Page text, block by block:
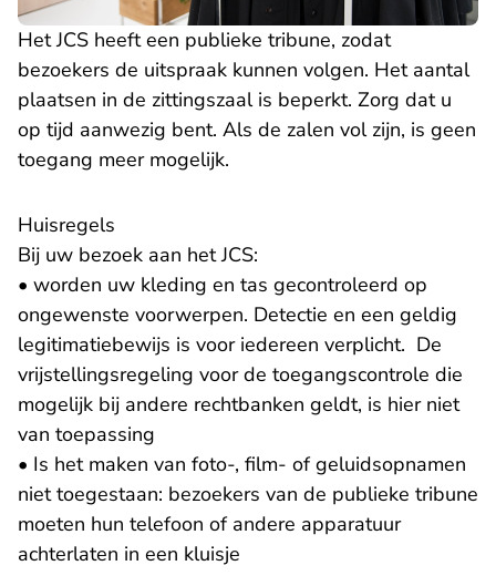
Het JCS heeft een publieke tribune, zodat
bezoekers de uitspraak kunnen volgen. Het aantal
plaatsen in de zittingszaal is beperkt. Zorg dat u
op tijd aanwezig bent. Als de zalen vol zijn, is geen
toegang meer mogelijk.
Huisregels
Bij uw bezoek aan het JCS:
• worden uw kleding en tas gecontroleerd op
ongewenste voorwerpen. Detectie en een geldig
legitimatiebewijs is voor iedereen verplicht. De
vrijstellingsregeling voor de toegangscontrole die
mogelijk bij andere rechtbanken geldt, is hier niet
van toepassing
• Is het maken van foto-, film- of geluidsopnamen
niet toegestaan: bezoekers van de publieke tribune
moeten hun telefoon of andere apparatuur
achterlaten in een kluisje